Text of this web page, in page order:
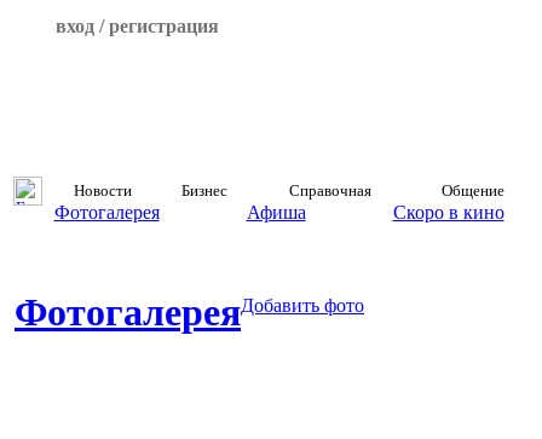
вход / регистрация
Новости Бизнес Справочная Общение
Фотогалерея Афиша Скоро в кино
ФотогалереяДобавить фото